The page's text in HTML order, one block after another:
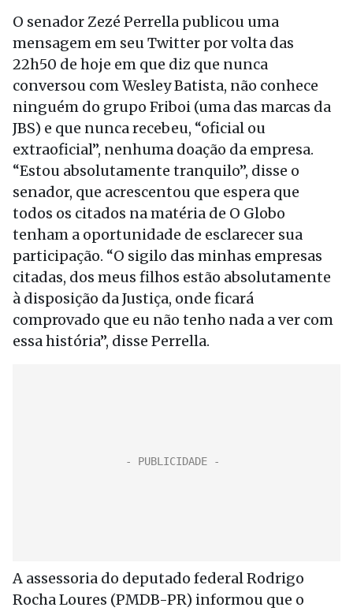
O senador Zezé Perrella publicou uma
mensagem em seu Twitter por volta das
22h50 de hoje em que diz que nunca
conversou com Wesley Batista, não conhece
ninguém do grupo Friboi (uma das marcas da
JBS) e que nunca recebeu, “oficial ou
extraoficial”, nenhuma doação da empresa.
“Estou absolutamente tranquilo”, disse o
senador, que acrescentou que espera que
todos os citados na matéria de O Globo
tenham a oportunidade de esclarecer sua
participação. “O sigilo das minhas empresas
citadas, dos meus filhos estão absolutamente
à disposição da Justiça, onde ficará
comprovado que eu não tenho nada a ver com
essa história”, disse Perrella.
A assessoria do deputado federal Rodrigo
Rocha Loures (PMDB-PR) informou que o